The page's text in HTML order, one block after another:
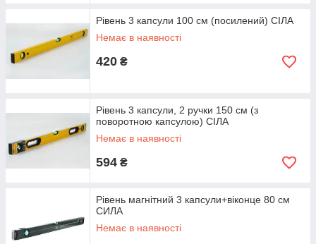
Рівень 3 капсули 100 см (посилений) СІЛА
Немає в наявності
420 ₴
Рівень 3 капсули, 2 ручки 150 см (з
поворотною капсулою) СІЛА
Немає в наявності
594 ₴
Рівень магнітний 3 капсули+віконце 80 см
СИЛА
Немає в наявності